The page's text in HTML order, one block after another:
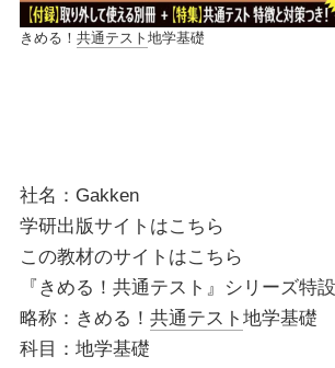
きめる！ 共通テスト 地学基礎
社名：Gakken
学研出版サイトはこちら
この教材のサイトはこちら
『きめる！共通テスト』シリーズ特
略称：きめる！ 共通テスト 地学基礎
科目：地学基礎